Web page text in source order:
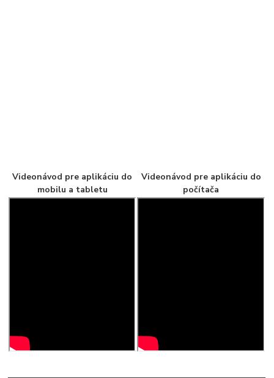
Videonávod pre aplikáciu do
mobilu a tabletu
Videonávod pre aplikáciu do
počítača